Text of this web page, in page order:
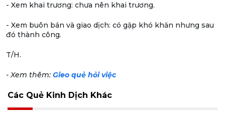
- Xem khai trương: chưa nên khai trương.
- Xem buôn bán và giao dịch: có gặp khó khăn nhưng sau
đó thành công.
T/H.
- Xem thêm: Gieo quẻ hỏi việc
Các Quẻ Kinh Dịch Khác